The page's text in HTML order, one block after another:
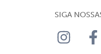
SIGA